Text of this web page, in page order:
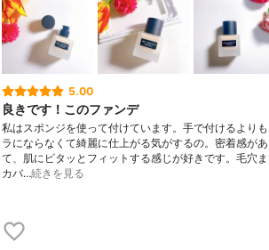
5.00
良きです！このファンデ
私はスポンジを使って付けています。手で付けるより
ラにならなくて綺麗に仕上がる気がするの。密着感が
て、肌にピタッとフィットする感じが好きです。毛穴
カバ…続きを見る